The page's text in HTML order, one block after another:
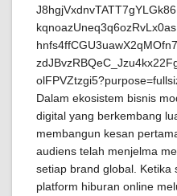
Dalam ekosistem bisnis
digital yang berkembang
membangun kesan
audiens telah menjelma
setiap brand global. Ketika
platform hiburan online